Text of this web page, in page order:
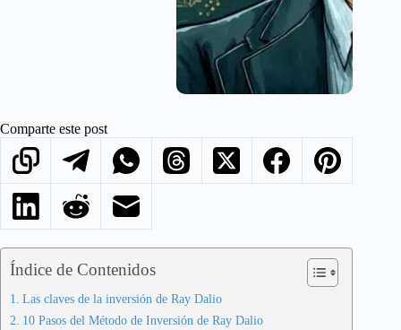
Comparte este post
Índice de Contenidos
Las claves de la inversión de Ray Dalio
10 Pasos del Método de Inversión de Ray Dalio